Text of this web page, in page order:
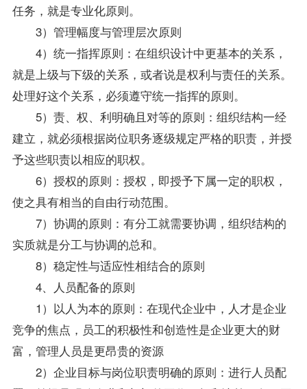
任务，就是专业化原则。
3）管理幅度与管理层次原则
4）统一指挥原则：在组织设计中更基本的关系，
就是上级与下级的关系，或者说是权利与责任的关系。
处理好这个关系，必须遵守统一指挥的原则。
5）责、权、利明确且对等的原则：组织结构一经
建立，就必须根据岗位职务逐级规定严格的职责，并授
予这些职责以相应的职权。
6）授权的原则：授权，即授予下属一定的职权，
使之具有相当的自由行动范围。
7）协调的原则：有分工就需要协调，组织结构的
实质就是分工与协调的总和。
8）稳定性与适应性相结合的原则
4、人员配备的原则
1）以人为本的原则：在现代企业中，人才是企业
竞争的焦点，员工的积极性和创造性是企业更大的财
富，管理人员是更昂贵的资源
2）企业目标与岗位职责明确的原则：进行人员配